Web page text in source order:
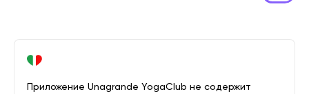
Приложение Unagrande YogaClub не содержит